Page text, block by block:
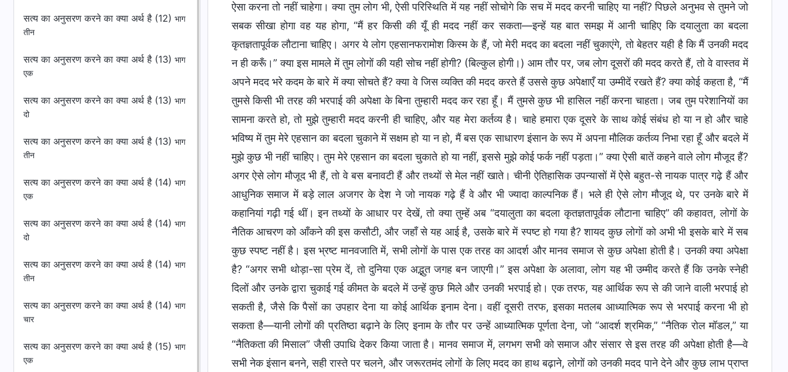
सत्य का अनुसरण करने का क्या अर्थ है (12) भाग
तीन
सत्य का अनुसरण करने का क्या अर्थ है (13) भाग
एक
सत्य का अनुसरण करने का क्या अर्थ है (13) भाग
दो
सत्य का अनुसरण करने का क्या अर्थ है (13) भाग
तीन
सत्य का अनुसरण करने का क्या अर्थ है (14) भाग
एक
सत्य का अनुसरण करने का क्या अर्थ है (14) भाग
दो
सत्य का अनुसरण करने का क्या अर्थ है (14) भाग
तीन
सत्य का अनुसरण करने का क्या अर्थ है (14) भाग
चार
सत्य का अनुसरण करने का क्या अर्थ है (15) भाग
एक
ऐसा करना तो नहीं चाहेगा। क्या तुम लोग भी, ऐसी परिस्थिति में यह नहीं सोचोगे कि सच में मदद करनी चाहिए या नहीं? पिछले अनुभव से तुमने जो
सबक सीखा होगा वह यह होगा, “मैं हर किसी की यूँ ही मदद नहीं कर सकता—इन्हें यह बात समझ में आनी चाहिए कि दयालुता का बदला
कृतज्ञतापूर्वक लौटाना चाहिए। अगर ये लोग एहसानफरामोश किस्म के हैं, जो मेरी मदद का बदला नहीं चुकाएंगे, तो बेहतर यही है कि मैं उनकी मदद
न ही करूँ।” क्या इस मामले में तुम लोगों की यही सोच नहीं होगी? (बिल्कुल होगी।) आम तौर पर, जब लोग दूसरों की मदद करते हैं, तो वे वास्तव में
अपने मदद भरे कदम के बारे में क्या सोचते हैं? क्या वे जिस व्यक्ति की मदद करते हैं उससे कुछ अपेक्षाएँ या उम्मीदें रखते हैं? क्या कोई कहता है, “मैं
तुमसे किसी भी तरह की भरपाई की अपेक्षा के बिना तुम्हारी मदद कर रहा हूँ। मैं तुमसे कुछ भी हासिल नहीं करना चाहता। जब तुम परेशानियों का
सामना करते हो, तो मुझे तुम्हारी मदद करनी ही चाहिए, और यह मेरा कर्तव्य है। चाहे हमारा एक दूसरे के साथ कोई संबंध हो या न हो और चाहे
भविष्य में तुम मेरे एहसान का बदला चुकाने में सक्षम हो या न हो, मैं बस एक साधारण इंसान के रूप में अपना मौलिक कर्तव्य निभा रहा हूँ और बदले में
मुझे कुछ भी नहीं चाहिए। तुम मेरे एहसान का बदला चुकाते हो या नहीं, इससे मुझे कोई फर्क नहीं पड़ता।” क्या ऐसी बातें कहने वाले लोग मौजूद हैं?
अगर ऐसे लोग मौजूद भी हैं, तो वे बस बनावटी हैं और तथ्यों से मेल नहीं खाते। चीनी ऐतिहासिक उपन्यासों में ऐसे बहुत-से नायक पात्र गढ़े हैं और
आधुनिक समाज में बड़े लाल अजगर के देश ने जो नायक गढ़े हैं वे और भी ज्यादा काल्पनिक हैं। भले ही ऐसे लोग मौजूद थे, पर उनके बारे में
कहानियां गढ़ी गई थीं। इन तथ्यों के आधार पर देखें, तो क्या तुम्हें अब “दयालुता का बदला कृतज्ञतापूर्वक लौटाना चाहिए” की कहावत, लोगों के
नैतिक आचरण को आँकने की इस कसौटी, और जहाँ से यह आई है, उसके बारे में स्पष्ट हो गया है? शायद कुछ लोगों को अभी भी इसके बारे में सब
कुछ स्पष्ट नहीं है। इस भ्रष्ट मानवजाति में, सभी लोगों के पास एक तरह का आदर्श और मानव समाज से कुछ अपेक्षा होती है। उनकी क्या अपेक्षा
है? “अगर सभी थोड़ा-सा प्रेम दें, तो दुनिया एक अद्भुत जगह बन जाएगी।” इस अपेक्षा के अलावा, लोग यह भी उम्मीद करते हैं कि उनके स्नेही
दिलों और उनके द्वारा चुकाई गई कीमत के बदले में उन्हें कुछ मिले और उनकी भरपाई हो। एक तरफ, यह आर्थिक रूप से की जाने वाली भरपाई हो
सकती है, जैसे कि पैसों का उपहार देना या कोई आर्थिक इनाम देना। वहीं दूसरी तरफ, इसका मतलब आध्यात्मिक रूप से भरपाई करना भी हो
सकता है—यानी लोगों की प्रतिष्ठा बढ़ाने के लिए इनाम के तौर पर उन्हें आध्यात्मिक पूर्णता देना, जो “आदर्श श्रमिक,” “नैतिक रोल मॉडल,” या
“नैतिकता की मिसाल” जैसी उपाधि देकर किया जाता है। मानव समाज में, लगभग सभी को समाज और संसार से इस तरह की अपेक्षा होती है—वे
सभी नेक इंसान बनने, सही रास्ते पर चलने, और जरूरतमंद लोगों के लिए मदद का हाथ बढ़ाने, लोगों को उनकी मदद पाने देने और कुछ लाभ प्राप्त